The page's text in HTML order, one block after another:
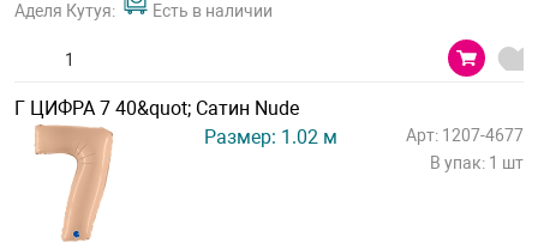
Аделя Кутуя: Есть в наличии
Г ЦИФРА 7 40&quot; Сатин Nude
Размер: 1.02 м
Арт: 1207-4677
В упак: 1 шт